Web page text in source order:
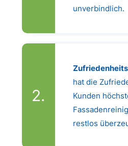
unverbindlich.
hat die
Kunden
restlos